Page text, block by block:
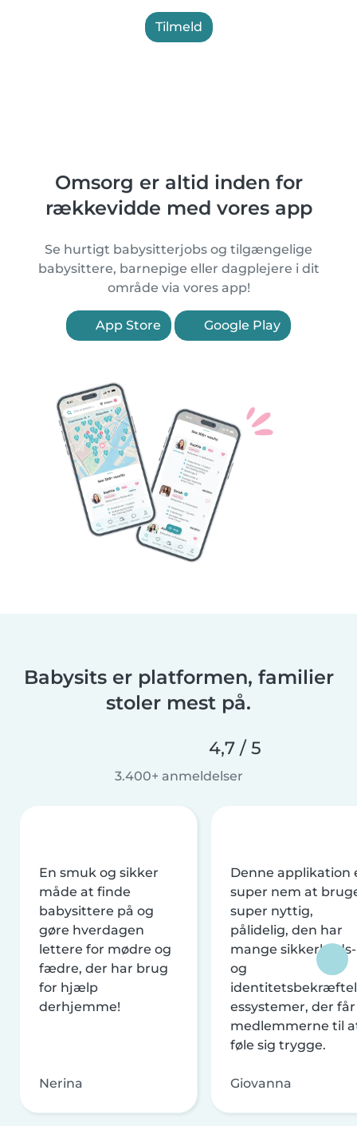
Tilmeld
Omsorg er altid inden for
rækkevidde med vores app
Se hurtigt babysitterjobs og tilgængelige
babysittere, barnepige eller dagplejere i dit
område via vores app!
App Store Google Play
Babysits er platformen, familier
stoler mest på.
4,7 / 5
3.400+ anmeldelser
En smuk og sikker
måde at finde
babysittere på og
gøre hverdagen
lettere for mødre og
fædre, der har brug
for hjælp
derhjemme!
Nerina
Denne applikation
super nem at
super nyttig,
pålidelig, den har
mange sikkerheds-
og
essystemer, der får
medlemmerne til
føle sig trygge.
Giovanna